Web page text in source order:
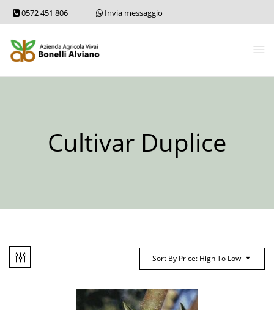
0572 451 806 Invia messaggio
Cultivar Duplice
Sort By Price: High To Low